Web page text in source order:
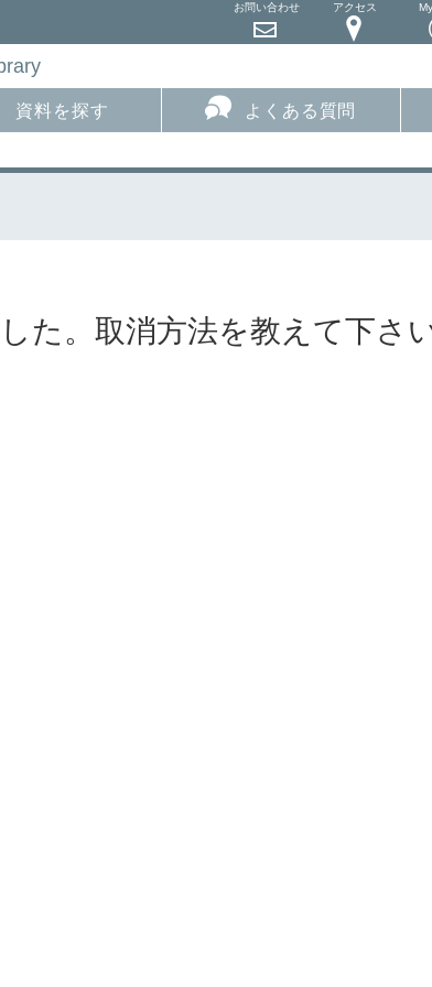
お問い合わせ アクセス
資料を探す よくある質問
た。取消方法を教えて下さ